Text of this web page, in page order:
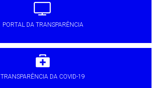
PORTAL DA TRANSPARÊNCIA
TRANSPARÊNCIA DA COVID-19